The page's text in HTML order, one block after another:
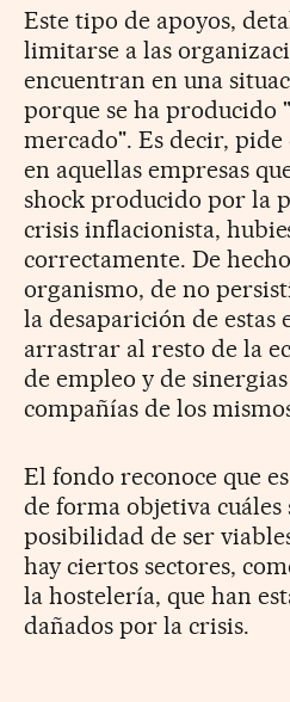
Este tipo de apoyos,
limitarse a las
encuentran en una
porque se ha producido
mercado". Es decir, pide
en aquellas empresas
shock producido por la
crisis inflacionista,
correctamente. De
organismo, de no
la desaparición de estas
arrastrar al resto de la
de empleo y de
compañías de los
El fondo reconoce que
de forma objetiva cuáles
posibilidad de ser
hay ciertos sectores,
la hostelería, que han
dañados por la crisis.